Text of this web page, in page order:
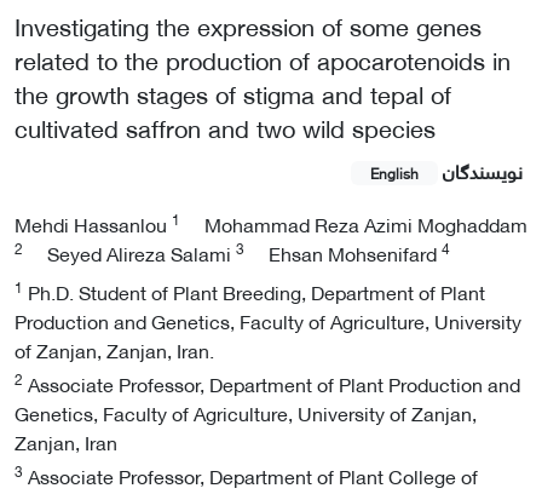
Investigating the expression of some genes
related to the production of apocarotenoids in
the growth stages of stigma and tepal of
cultivated saffron and two wild species
نویسندگان English
Mehdi Hassanlou 1 Mohammad Reza Azimi Moghaddam
2 Seyed Alireza Salami 3 Ehsan Mohsenifard4
1 Ph.D. Student of Plant Breeding, Department of Plant
Production and Genetics, Faculty of Agriculture, University
of Zanjan, Zanjan, Iran.
2 Associate Professor, Department of Plant Production and
Genetics, Faculty of Agriculture, University of Zanjan,
Zanjan, Iran
3 Associate Professor, Department of Plant College of